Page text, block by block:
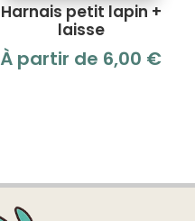
Harnais petit lapin +
laisse
À partir de 6,00 €